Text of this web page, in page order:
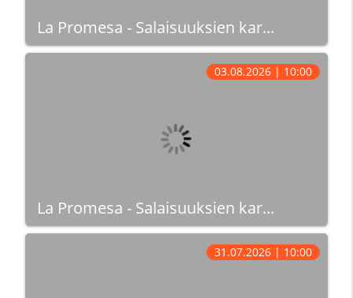
La Promesa - Salaisuuksien kar...
La Promesa - Salaisuuksien kar...
03.08.2026 | 10:00
31.07.2026 | 10:00